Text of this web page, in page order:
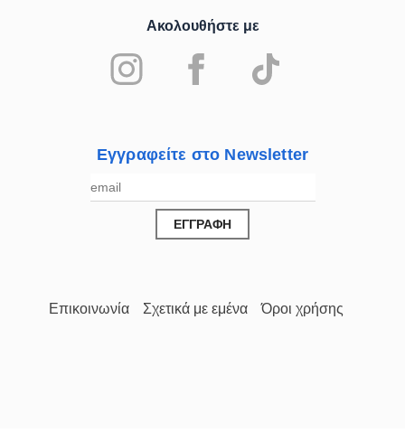
Ακολουθήστε με
Εγγραφείτε στο Newsletter
Επικοινωνία Σχετικά με εμένα Όροι χρήσης